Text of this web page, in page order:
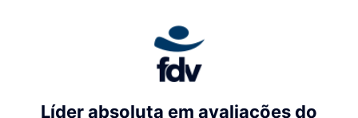
Líder absoluta em avaliações do